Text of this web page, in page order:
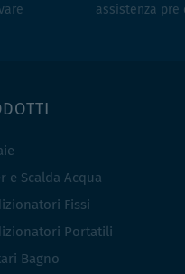
assistenza pre
e Scalda Acqua
Fissi
Portatili
Bagno